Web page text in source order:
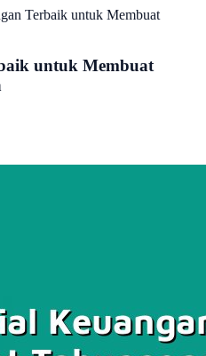
Terbaik untuk Membuat
untuk Membuat